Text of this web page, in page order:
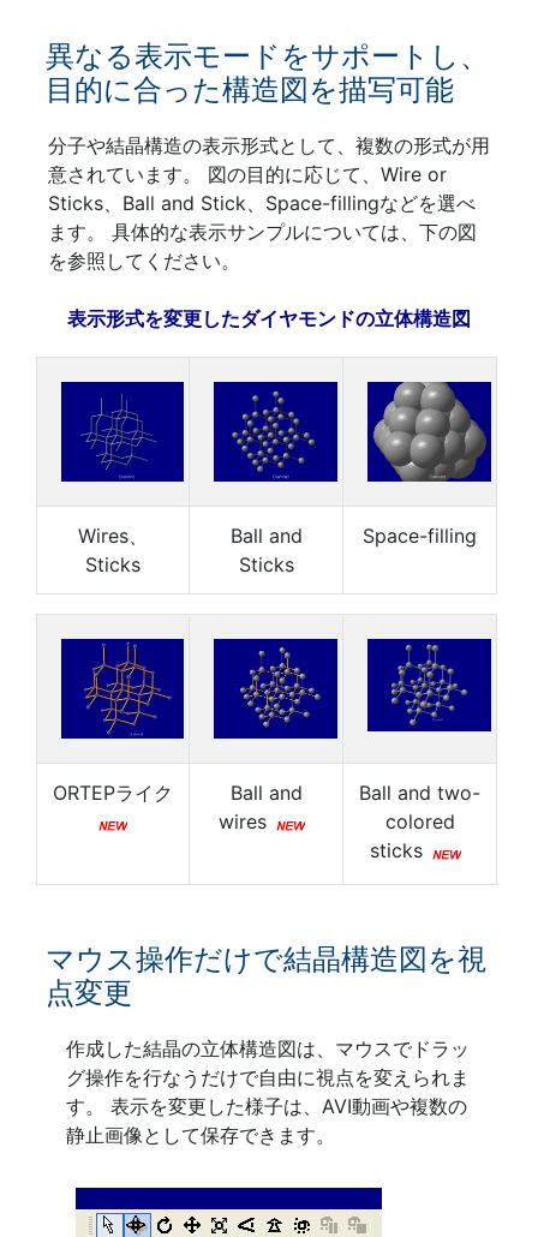
異なる表示モードをサポートし、
目的に合った構造図を描写可能
分子や結晶構造の表示形式として、複数の形式が用
意されています。 図の目的に応じて、Wire or
Sticks、Ball and Stick、Space-fillingなどを選べ
ます。 具体的な表示サンプルについては、下の図
を参照してください。
表示形式を変更したダイヤモンドの立体構造図
Wires、
Sticks
Ball and
Sticks
Space-filling
ORTEPライク
Ball and
wires
Ball and two-
colored
sticks
マウス操作だけで結晶構造図を視
点変更
作成した結晶の立体構造図は、マウスでドラッ
グ操作を行なうだけで自由に視点を変えられま
す。 表示を変更した様子は、AVI動画や複数の
静止画像として保存できます。